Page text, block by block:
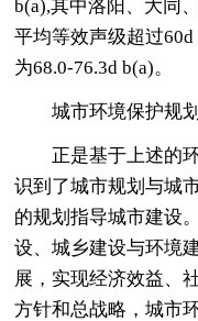
b(a),其中洛阳、大同
平均等效声级超过
为68.0-76.3d b(a)。
城市环境保护规
正是基于上述的
识到了城市规划与城
的规划指导城市建设
设、城乡建设与环境
展，实现经济效益、
方针和总战略，城市